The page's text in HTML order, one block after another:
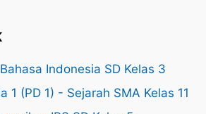
Indonesia SD Kelas 3
1 (PD 1) - Sejarah SMA Kelas 11